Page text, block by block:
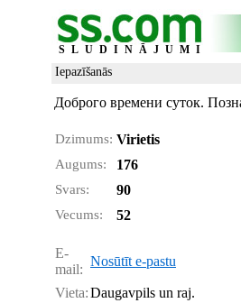
SLUDINĀJUMI
Iepazīšanās
Доброго времени суток.
Dzimums: Virietis
Augums: 176
Svars: 90
Vecums: 52
E-
mail:
Nosūtīt e-pastu
Vieta:Daugavpils un raj.